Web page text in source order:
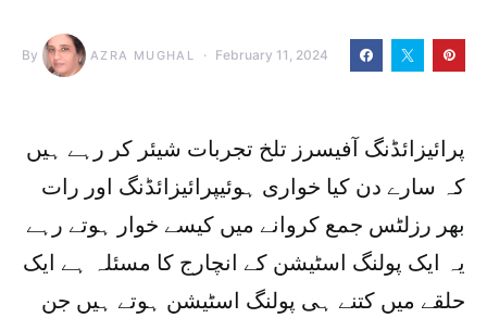
By AZRA MUGHAL February 11, 2024
پرائیزائڈنگ آفیسرز تلخ تجربات شیئر کر رہے ہیں
کہ سارے دن کیا خواری ہوئیپرائیزائڈنگ اور رات
بھر رزلٹس جمع کروانے میں کیسے خوار ہوتے رہے
یہ ایک پولنگ اسٹیشن کے انچارج کا مسئلہ ہے ایک
حلقے میں کتنے ہی پولنگ اسٹیشن ہوتے ہیں جن